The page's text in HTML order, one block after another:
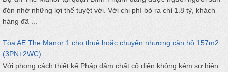
đón nhờ những lợi thế tuyệt vời. Với chi phí bỏ ra chỉ 1.8 tỷ, khách
hàng đã ...
Tòa AE The Manor 1 cho thuê hoặc chuyển nhượng căn hộ 157m2
(3PN+2WC)
Với phong cách thiết kế Pháp đậm chất cổ điển không kém sự hiện